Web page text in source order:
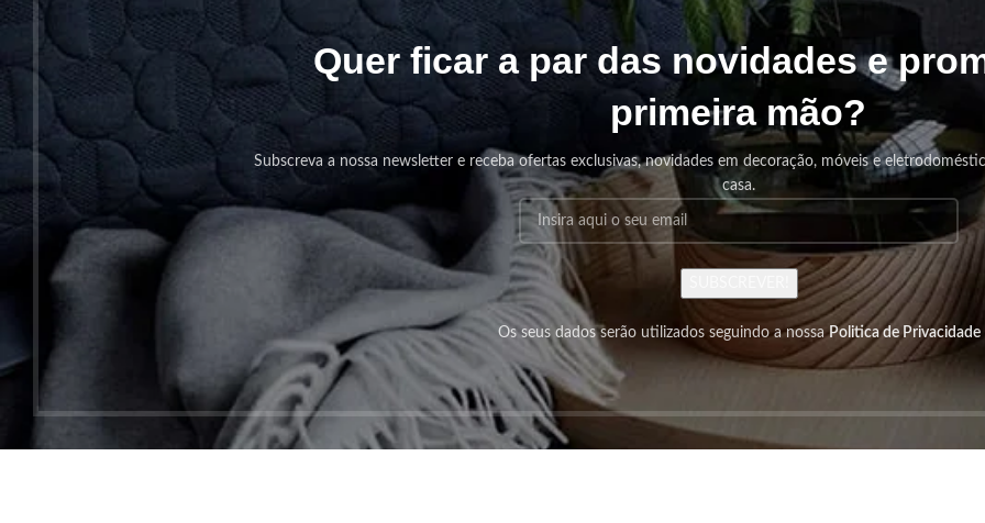
Quer ficar a par das novidades e
primeira mão?
Subscreva a nossa newsletter e receba ofertas exclusivas, novidades em decoração, móveis e
casa.
Os seus dados serão utilizados seguindo a nossaPolitica de Privacidade